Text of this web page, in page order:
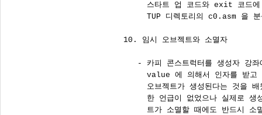
스타트 업 코드와 exit 코드
TUP 디렉토리의 c0.asm 을 분
10. 임시 오브젝트와 소멸자
- 카피 콘스트럭터를 생성자 강
value 에 의해서 인자를 받고
오브젝트가 생성된다는 것을
한 언급이 없었으나 실제로 생
트가 소멸할 때에도 반드시 소